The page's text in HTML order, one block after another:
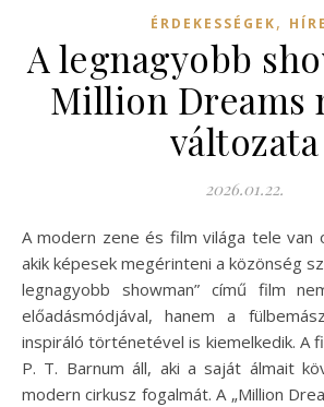
ÉRDEKESSÉGEK,
A legnagyobb
Million Dreams
változata
2026.01.22.
A modern zene és film világa tele van olyan művészekkel,
akik képesek megérinteni a közönség
legnagyobb showman” című film
előadásmódjával, hanem a
inspiráló történetével is kiemelkedik. A
P. T. Barnum áll, aki a saját álmait
modern cirkusz fogalmát. A „Million